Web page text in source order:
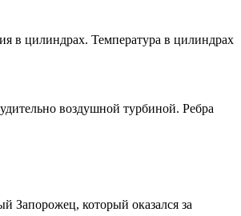
в цилиндрах. Температура в цилиндрах
воздушной турбиной. Ребра
Запорожец, который оказался за